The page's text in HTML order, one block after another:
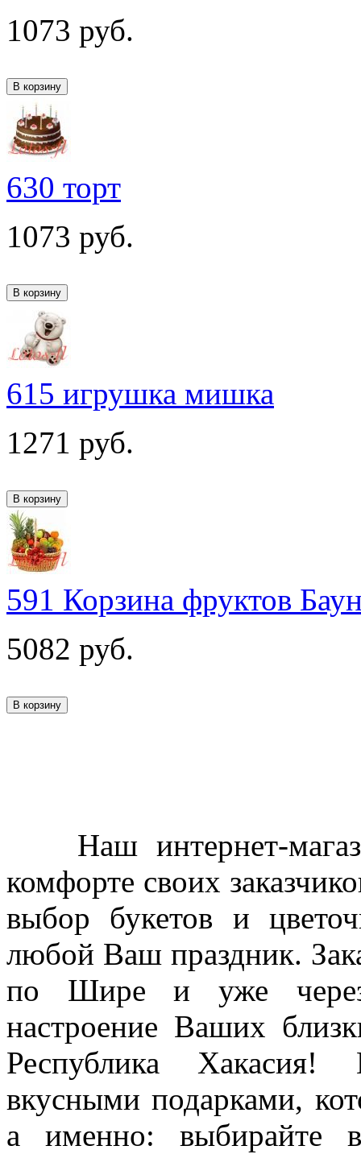
1073 руб.
630 торт
1073 руб.
615 игрушка мишка
1271 руб.
591 Корзина фруктов
5082 руб.
Наш интернет-
комфорте своих
выбор букетов и
любой Ваш праздник.
по Шире и уже через
настроение Ваших
Республика
вкусными подарками,
а именно: выбирайте